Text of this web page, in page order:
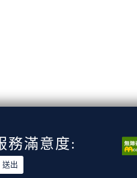
務滿意度: